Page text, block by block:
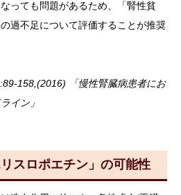
っても問題があるため、「腎性貧
過不足について評価することが推奨
158,(2016) 「慢性腎臓病患者にお
イン」
スロポエチン」の可能性